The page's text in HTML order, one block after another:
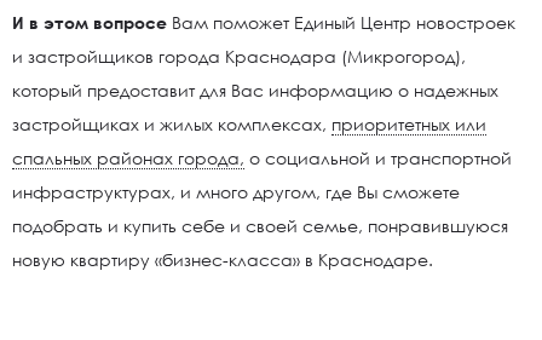
И в этом вопросе Вам поможет Единый Центр новостроек
и застройщиков города Краснодара (Микрогород),
который предоставит для Вас информацию о надежных
застройщиках и жилых комплексах, приоритетных или
спальных районах города, о социальной и транспортной
инфраструктурах, и много другом, где Вы сможете
подобрать и купить себе и своей семье, понравившуюся
новую квартиру «бизнес-класса» в Краснодаре.